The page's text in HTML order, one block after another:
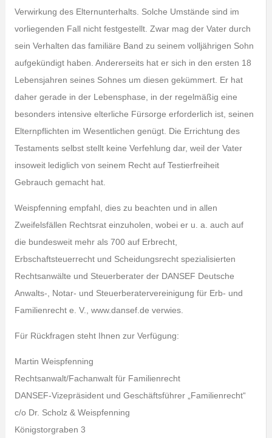
Verwirkung des Elternunterhalts. Solche Umstände sind im
vorliegenden Fall nicht festgestellt. Zwar mag der Vater durch
sein Verhalten das familiäre Band zu seinem volljährigen Sohn
aufgekündigt haben. Andererseits hat er sich in den ersten 18
Lebensjahren seines Sohnes um diesen gekümmert. Er hat
daher gerade in der Lebensphase, in der regelmäßig eine
besonders intensive elterliche Fürsorge erforderlich ist, seinen
Elternpflichten im Wesentlichen genügt. Die Errichtung des
Testaments selbst stellt keine Verfehlung dar, weil der Vater
insoweit lediglich von seinem Recht auf Testierfreiheit
Gebrauch gemacht hat.
Weispfenning empfahl, dies zu beachten und in allen
Zweifelsfällen Rechtsrat einzuholen, wobei er u. a. auch auf
die bundesweit mehr als 700 auf Erbrecht,
Erbschaftsteuerrecht und Scheidungsrecht spezialisierten
Rechtsanwälte und Steuerberater der DANSEF Deutsche
Anwalts-, Notar- und Steuerberatervereinigung für Erb- und
Familienrecht e. V., www.dansef.de verwies.
Für Rückfragen steht Ihnen zur Verfügung:
Martin Weispfenning
Rechtsanwalt/Fachanwalt für Familienrecht
DANSEF-Vizepräsident und Geschäftsführer „Familienrecht“
c/o Dr. Scholz & Weispfenning
Königstorgraben 3